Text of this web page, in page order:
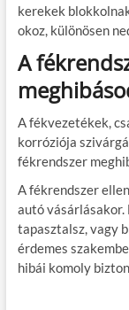
kerekek
okoz, különösen
A
A fékvezetékek,
korróziója
fékrendszer
A fékrendszer
autó
tapasztalsz, vagy
érdemes
hibái komoly